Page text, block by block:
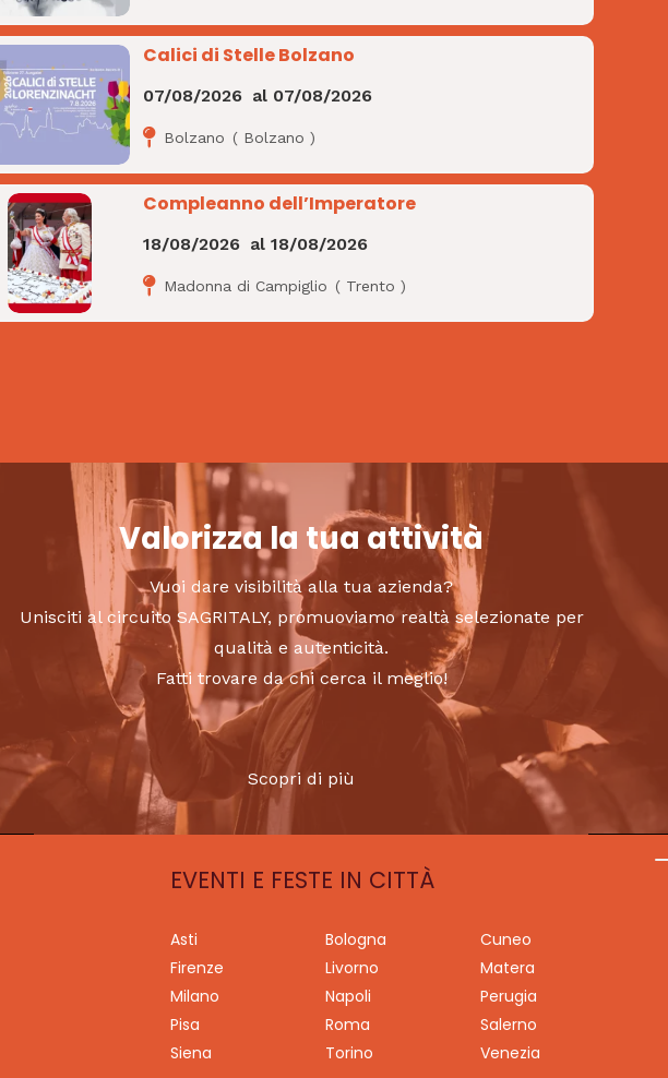
Calici di Stelle Bolzano
07/08/2026 al 07/08/2026
Bolzano ( Bolzano )
Compleanno dell’Imperatore
18/08/2026 al18/08/2026
Madonna di Campiglio ( Trento )
Valorizza la tua attività
Vuoi dare visibilità alla tua azienda?
Unisciti al circuito SAGRITALY, promuoviamo realtà selezionate per
qualità e autenticità.
Fatti trovare da chi cerca il meglio!
Scopri di più
EVENTI E FESTE IN CITTÀ
Asti Bologna
Cuneo
Firenze
Livorno
Matera
Milano
Napoli
Perugia
Pisa
Roma
Salerno
Siena
Torino Venezia